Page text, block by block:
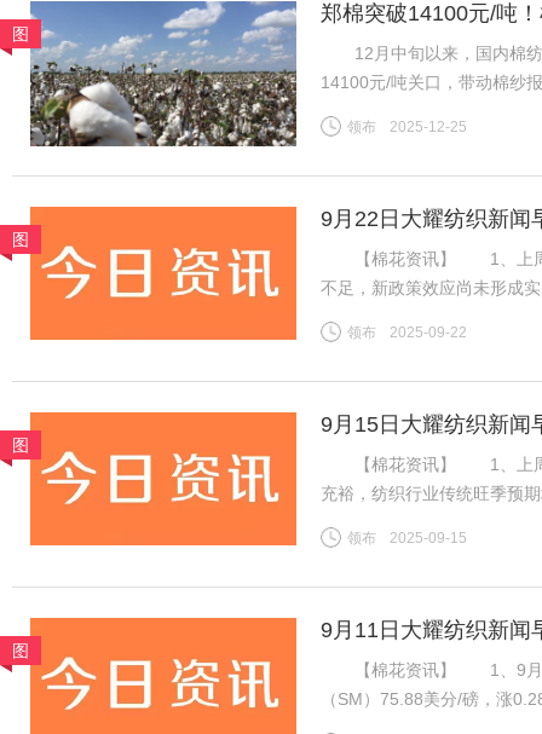
图
郑棉突破14100元/吨
地市场
12月中旬以来，国内棉纺
14100元/吨关口，带动棉纱
挤压，行业竞争格局生变
领布 2025-12-25
图
9月22日大耀纺织新闻
【棉花资讯】 1、上周国
不足，新政策效应尚未形成
盘ICE期棉同样先涨后跌，
领布 2025-09-22
图
9月15日大耀纺织新闻
【棉花资讯】 1、上周国
充裕，纺织行业传统旺季预
良好，新疆新棉吐絮率近
领布 2025-09-15
图
9月11日大耀纺织新闻
【棉花资讯】 1、9月10
（SM）75.88美分/磅，涨